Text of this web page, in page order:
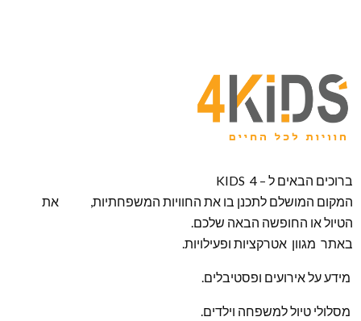
ברוכים הבאים ל – KIDS 4
המקום המושלם לתכנן בו את החוויות המשפחתיות, את
הטיול או החופשה הבאה שלכם.
באתר מגוון אטרקציות ופעילויות.
מידע על אירועים ופסטיבלים.
מסלולי טיול למשפחה וילדים.